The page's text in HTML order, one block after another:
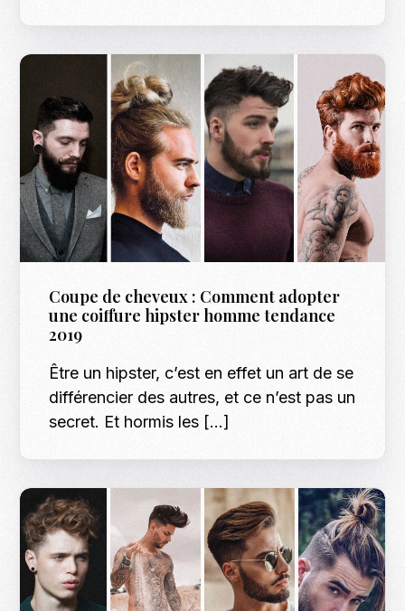
Coupe de cheveux : Comment adopter
une coiffure hipster homme tendance
2019
Être un hipster, c’est en effet un art de se
différencier des autres, et ce n’est pas un
secret. Et hormis les […]